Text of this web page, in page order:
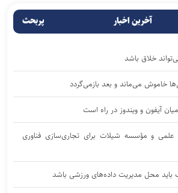
آخرین اخبار پربحث
خلاق باشد
خاموش می‌ماند و بعد بازمی‌گردد
آیفون و ویندوز در راه است
و مؤسسه شیلات برای تجاری‌سازی فناوری
باید محل مدیریت داده‌‌های ورزشی باشد